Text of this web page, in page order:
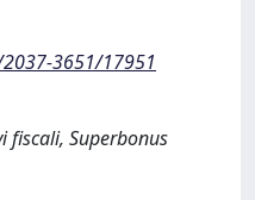
3651/17951
fiscali, Superbonus